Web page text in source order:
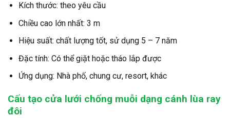
Kích thước: theo yêu cầu
Chiều cao lớn nhất: 3 m
Hiệu suất: chất lượng tốt, sử dụng 5 – 7 năm
Đặc tính: Có thể giặt hoặc tháo lắp được
Ứng dụng: Nhà phố, chung cư, resort, khác
Cấu tạo cửa lưới chống muỗi dạng cánh lùa ray
đôi